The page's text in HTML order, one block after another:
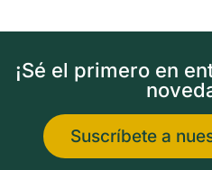
¡Sé el primero en
Suscríbete a